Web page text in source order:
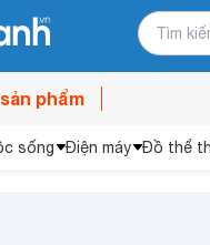
phẩm
sống Điện máy Đồ thể